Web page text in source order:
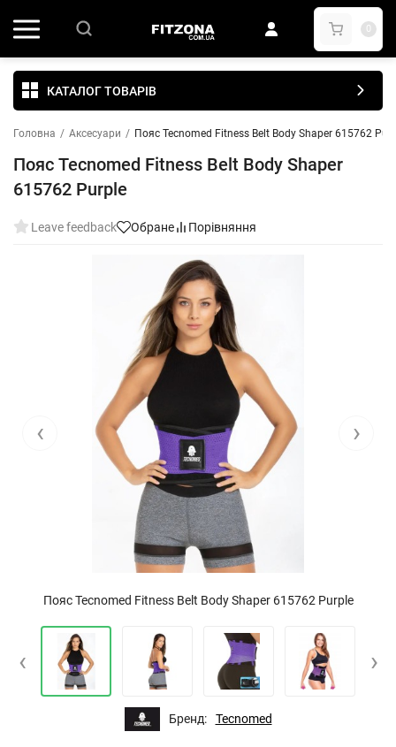
0
КАТАЛОГ ТОВАРІВ
Головна / Аксесуари / Пояс Tecnomed Fitness Belt Body Shaper 615762
Пояс Tecnomed Fitness Belt Body Shaper
615762 Purple
Leave feedback Обране Порівняння
Пояс Tecnomed Fitness Belt Body Shaper 615762 Purple
‹ ›
‹ ›
Бренд: Tecnomed